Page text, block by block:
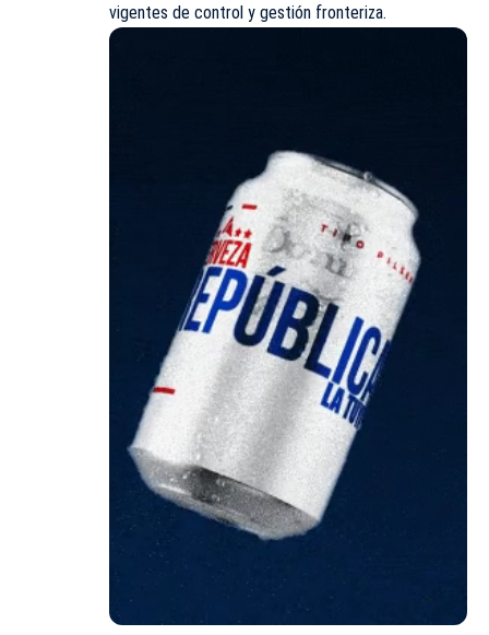
vigentes de control y gestión fronteriza.